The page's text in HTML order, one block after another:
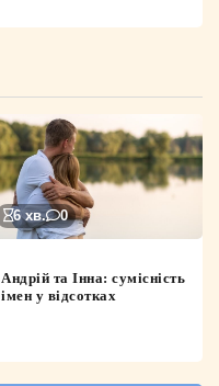
6 хв. 0
Андрій та Інна: сумісність
імен у відсотках